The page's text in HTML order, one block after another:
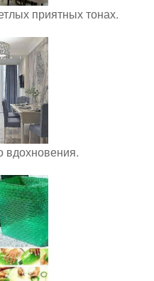
приятных тонах.
вдохновения.